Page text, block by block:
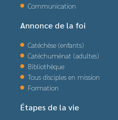
Communication
Annonce de la foi
Catéchèse (enfants)
Catéchuménat (adultes)
Bibliothèque
Tous disciples en mission
Formation
Étapes de la vie